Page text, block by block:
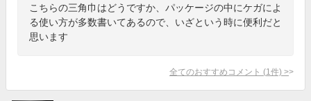
こちらの三角巾はどうですか、パッケージの中にケガによ
る使い方が多数書いてあるので、いざという時に便利だと
思います
全てのおすすめコメント (1 件) >